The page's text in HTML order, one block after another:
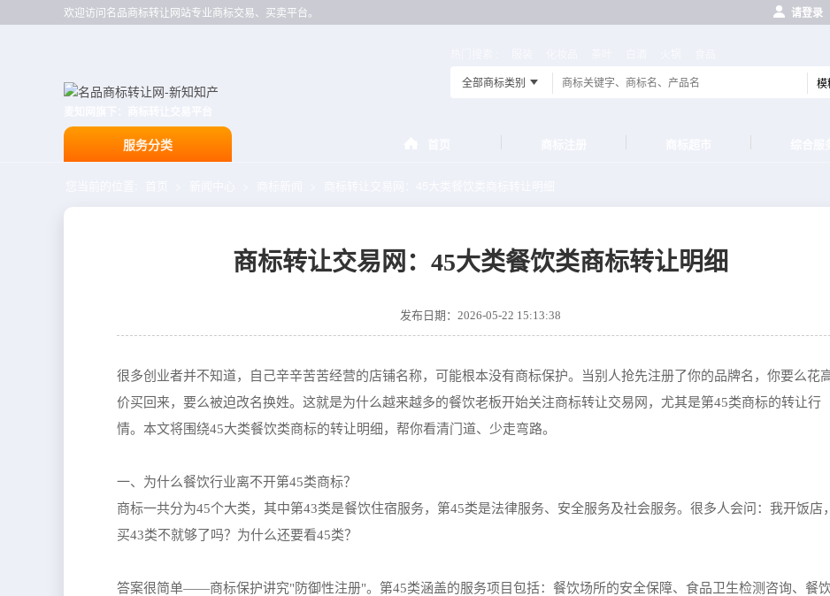
欢迎访问名品商标转让网站专业商标交易、买卖平台。 请登录
全部商标类别
服务分类
商标转让交易网：45大类餐饮类商标转让明细
发布日期：2026-05-22 15:13:38
很多创业者并不知道，自己辛辛苦苦经营的店铺名称，可能根本没有商标保护。当别人抢先注册了你的品牌名，你要么花
价买回来，要么被迫改名换姓。这就是为什么越来越多的餐饮老板开始关注商标转让交易网，尤其是第45类商标的转让行
情。本文将围绕45大类餐饮类商标的转让明细，帮你看清门道、少走弯路。
一、为什么餐饮行业离不开第45类商标？
商标一共分为45个大类，其中第43类是餐饮住宿服务，第45类是法律服务、安全服务及社会服务。很多人会问：我开饭店，
买43类不就够了吗？为什么还要看45类？
答案很简单——商标保护讲究"防御性注册"。第45类涵盖的服务项目包括：餐饮场所的安全保障、食品卫生检测咨询、餐饮